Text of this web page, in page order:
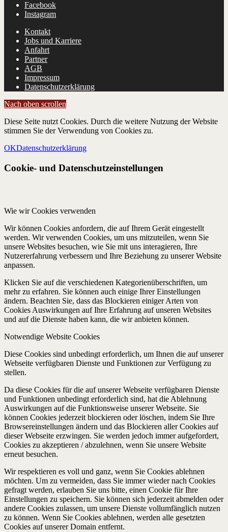
Facebook
Instagram
Kontakt
Jobs und Karriere
Anfahrt
Partner
AGB
Impressum
Datenschutzerklärung
Nach oben scrollen
Diese Seite nutzt Cookies. Durch die weitere Nutzung der Website
stimmen Sie der Verwendung von Cookies zu.
OKDatenschutzerklärung
Cookie- und Datenschutzeinstellungen
Wie wir Cookies verwenden
Wir können Cookies anfordern, die auf Ihrem Gerät eingestellt
werden. Wir verwenden Cookies, um uns mitzuteilen, wenn Sie
unsere Websites besuchen, wie Sie mit uns interagieren, Ihre
Nutzererfahrung verbessern und Ihre Beziehung zu unserer Website
anpassen.
Klicken Sie auf die verschiedenen Kategorienüberschriften, um
mehr zu erfahren. Sie können auch einige Ihrer Einstellungen
ändern. Beachten Sie, dass das Blockieren einiger Arten von
Cookies Auswirkungen auf Ihre Erfahrung auf unseren Websites
und auf die Dienste haben kann, die wir anbieten können.
Notwendige Website Cookies
Diese Cookies sind unbedingt erforderlich, um Ihnen die auf unserer
Webseite verfügbaren Dienste und Funktionen zur Verfügung zu
stellen.
Da diese Cookies für die auf unserer Webseite verfügbaren Dienste
und Funktionen unbedingt erforderlich sind, hat die Ablehnung
Auswirkungen auf die Funktionsweise unserer Webseite. Sie
können Cookies jederzeit blockieren oder löschen, indem Sie Ihre
Browsereinstellungen ändern und das Blockieren aller Cookies auf
dieser Webseite erzwingen. Sie werden jedoch immer aufgefordert,
Cookies zu akzeptieren / abzulehnen, wenn Sie unsere Website
erneut besuchen.
Wir respektieren es voll und ganz, wenn Sie Cookies ablehnen
möchten. Um zu vermeiden, dass Sie immer wieder nach Cookies
gefragt werden, erlauben Sie uns bitte, einen Cookie für Ihre
Einstellungen zu speichern. Sie können sich jederzeit abmelden oder
andere Cookies zulassen, um unsere Dienste vollumfänglich nutzen
zu können. Wenn Sie Cookies ablehnen, werden alle gesetzten
Cookies auf unserer Domain entfernt.